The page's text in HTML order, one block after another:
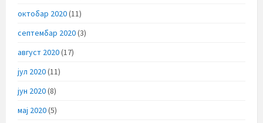
октобар 2020(11)
септембар 2020(3)
август 2020(17)
јул 2020(11)
јун 2020(8)
мај 2020(5)